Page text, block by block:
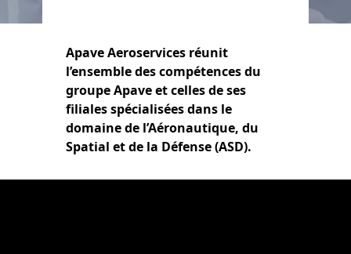
Apave Aeroservices réunit
l’ensemble des compétences du
groupe Apave et celles de ses
filiales spécialisées dans le
domaine de l’Aéronautique, du
Spatial et de la Défense (ASD).